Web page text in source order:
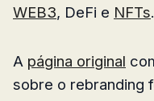
WEB3, DeFi e NFTs.
A página original
sobre o rebranding